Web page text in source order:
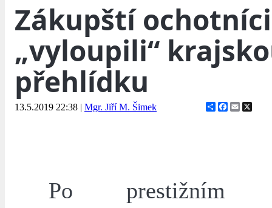
Zákupští ochotníci
„vyloupili“
přehlídku
13.5.2019 22:38 | Mgr. Jiří M. Šimek ShareFacebook
Email
Po prestižním